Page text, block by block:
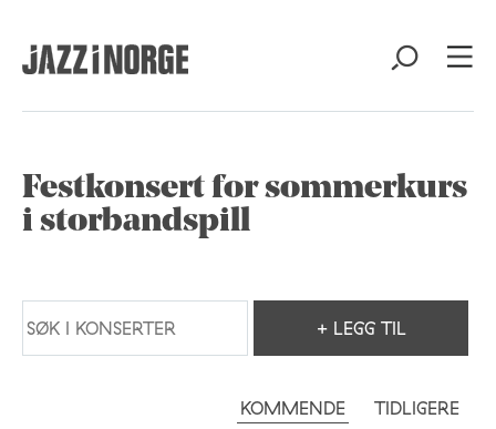
Festkonsert for sommerkurs
i storbandspill
+ LEGG TIL
KOMMENDE TIDLIGERE